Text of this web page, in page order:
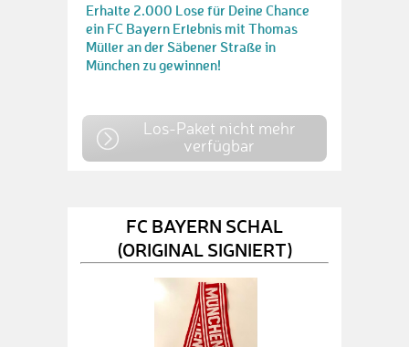
Erhalte 2.000 Lose für Deine Chance
ein FC Bayern Erlebnis mit Thomas
Müller an der Säbener Straße in
München zu gewinnen!
Los-Paket nicht mehr
verfügbar
FC BAYERN SCHAL
(ORIGINAL SIGNIERT)